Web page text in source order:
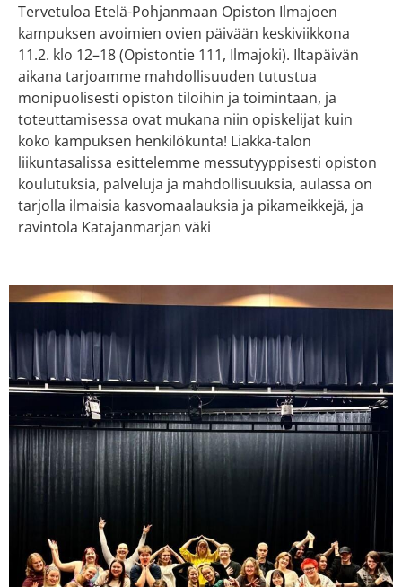
Tervetuloa Etelä-Pohjanmaan Opiston Ilmajoen
kampuksen avoimien ovien päivään keskiviikkona
11.2. klo 12–18 (Opistontie 111, Ilmajoki). Iltapäivän
aikana tarjoamme mahdollisuuden tutustua
monipuolisesti opiston tiloihin ja toimintaan, ja
toteuttamisessa ovat mukana niin opiskelijat kuin
koko kampuksen henkilökunta! Liakka-talon
liikuntasalissa esittelemme messutyyppisesti opiston
koulutuksia, palveluja ja mahdollisuuksia, aulassa on
tarjolla ilmaisia kasvomaalauksia ja pikameikkejä, ja
ravintola Katajanmarjan väki